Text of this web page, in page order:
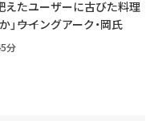
えたユーザーに古びた料理
――ウイングアーク・岡氏
分